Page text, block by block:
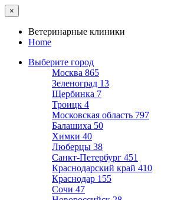
×
Ветеринарные клиники
Home
Выберите город
Москва 865
Зеленоград 13
Щербинка 7
Троицк 4
Московская область 797
Балашиха 50
Химки 40
Люберцы 38
Санкт-Петербург 451
Краснодарский край 410
Краснодар 155
Сочи 47